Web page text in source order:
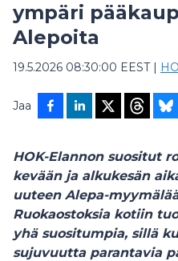
ympäri
Alepoita
19.5.2026 08:30:00 EEST|
Jaa
HOK-Elannon suositut
kevään ja alkukesän
uuteen Alepa-
Ruokaostoksia kotiin
yhä suositumpia, sillä
sujuvuutta parantavia